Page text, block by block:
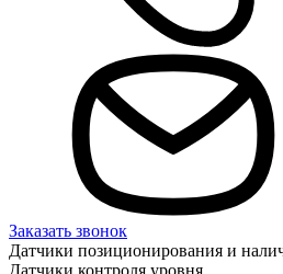
Заказать звонок
Датчики позиционирования и